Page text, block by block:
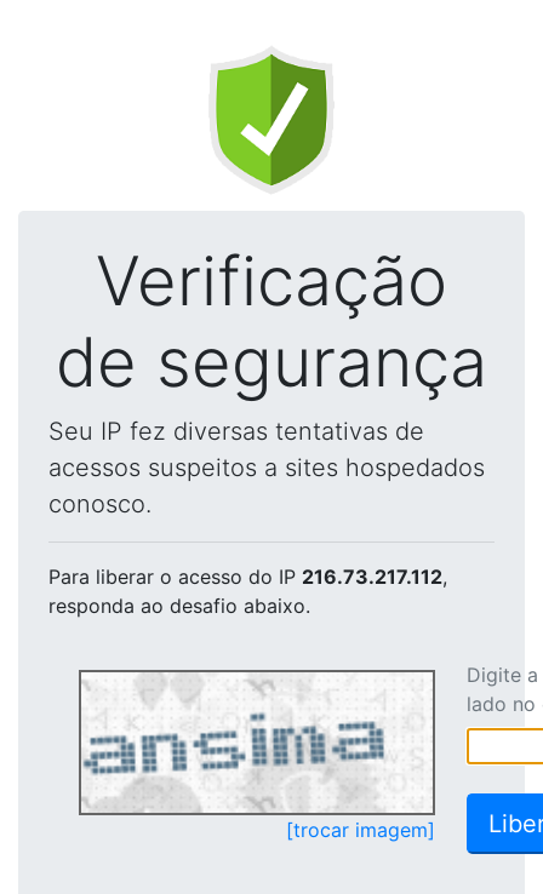
Verificação
de segurança
Seu IP fez diversas tentativas de
acessos suspeitos a sites hospedados
conosco.
Para liberar o acesso do IP 216.73.217.112,
responda ao desafio abaixo.
[trocar imagem]
Digite
lado no